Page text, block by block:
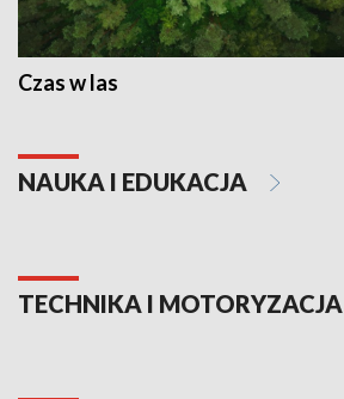
Czas w las
NAUKA I EDUKACJA
TECHNIKA I MOTORYZACJA